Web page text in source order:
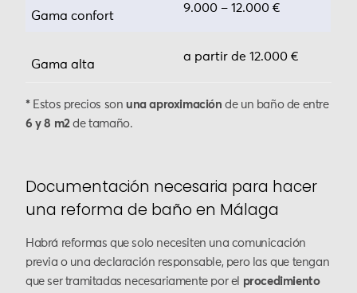
Gama confort
9.000 – 12.000 €
Gama alta
a partir de 12.000 €
*Estos precios son una aproximación de un baño de entre
6 y 8 m2de tamaño.
Documentación necesaria para hacer
una reforma de baño en Málaga
Habrá reformas que solo necesiten una comunicación
previa o una declaración responsable, pero las que tengan
que ser tramitadas necesariamente por el procedimiento